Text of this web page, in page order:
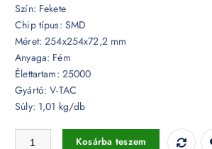
Szín: Fekete
Chip típus: SMD
Méret: 254x254x72,2 mm
Anyaga: Fém
Élettartam: 25000
Gyártó: V-TAC
Súly: 1,01 kg/db
100W LED csarnoklámpa 6500K IP65 - 10203
Kosárba teszem